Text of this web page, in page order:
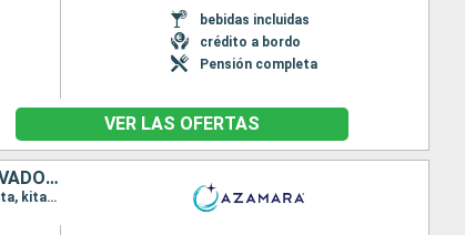
bebidas incluidas
crédito a bordo
Pensión completa
VER LAS OFERTAS
TAIWÁN, CHINA, COREA DEL SUR, JAPÓN, CANADÁ, MÉXICO, GUATEMALA, SALVADOR, COSTA RICA, PANAMÁ, COLOMBIA, ESTADOS UNIDOS, IRLANDA, FRANCIA, REINO UNIDO
Itinerario : Hong Kong, Taipei, Ishigaki, Okinawa, Shanghai, Dalian, Tianjin, Incheon, Yeosu, Busan, Hakata, kitakyushu, Hiroshima, Beppu, Kochi, Kobe, Shimizu, Tokyo, Oarai, Miyako, Kodiak, Juneau, Icy Strait Point, Ketchikán, Nanaimo, Vancouver, Seattle, Victoria, Astoria, San Francisco, San Diego, Cabo san Lucas, Acapulco, Puerto Quetzal, Acajutla, Puntarenas, Canal de Panama, Cartagena de Indias, Miami, Nueva York, Newport - port (Rhode Island), Canal del cabo cod, Boston, Halifax, Saint John, Cobh, Plymouth, Le Havre, Tilbury